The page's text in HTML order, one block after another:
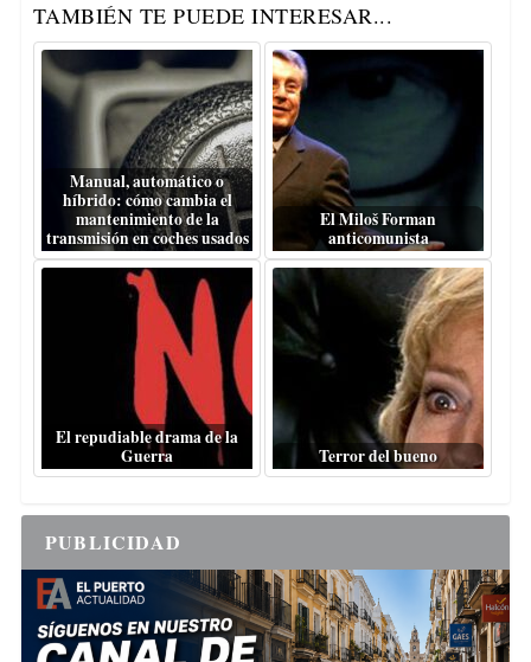
TAMBIÉN TE PUEDE INTERESAR...
Manual, automático o
híbrido: cómo cambia el
mantenimiento de la
transmisión en coches usados
El Miloš Forman
anticomunista
El repudiable drama de la
Guerra
Terror del bueno
PUBLICIDAD